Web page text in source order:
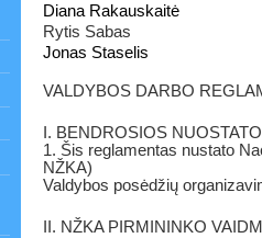
Diana Rakauskaitė
Rytis Sabas
Jonas Staselis
VALDYBOS DARBO
I. BENDROSIOS
1. Šis reglamentas nustato
NŽKA)
Valdybos posėdžių
II. NŽKA PIRMININKO